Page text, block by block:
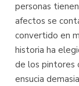
personas
afectos se
convertido en
historia ha
de los pintores
ensucia